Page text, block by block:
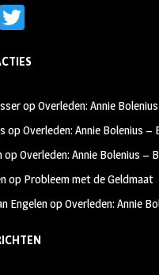
In
tt
opOverleden: Annie
opOverleden: Annie Bolenius –
opOverleden: Annie Bolenius –
op Probleem met de Geldmaat
EngelenopOverleden: Annie